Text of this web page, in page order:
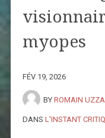
myopes
FÉV 19, 2026
BY ROMAIN
DANS L'INSTANT